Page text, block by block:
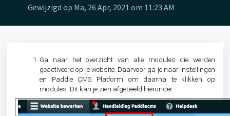
Gewijzigd op Ma, 26 Apr, 2021 om 11:23 AM
Ga naar het overzicht van alle modules die werden
geactiveerd op je website. Daarvoor ga je naar instellingen
en Paddle CMS Platform om daarna te klikken op
modules. Dit kan je zien afgebeeld hieronder.